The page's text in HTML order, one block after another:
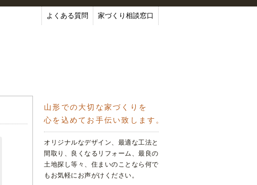
よくある質問 家づくり相談窓口
山形での大切な家づくりを
心を込めてお手伝い致します。
オリジナルなデザイン、最適な工法と
間取り、良くなるリフォーム、最良の
土地探し等々、住まいのことなら何で
もお気軽にお声がけください。